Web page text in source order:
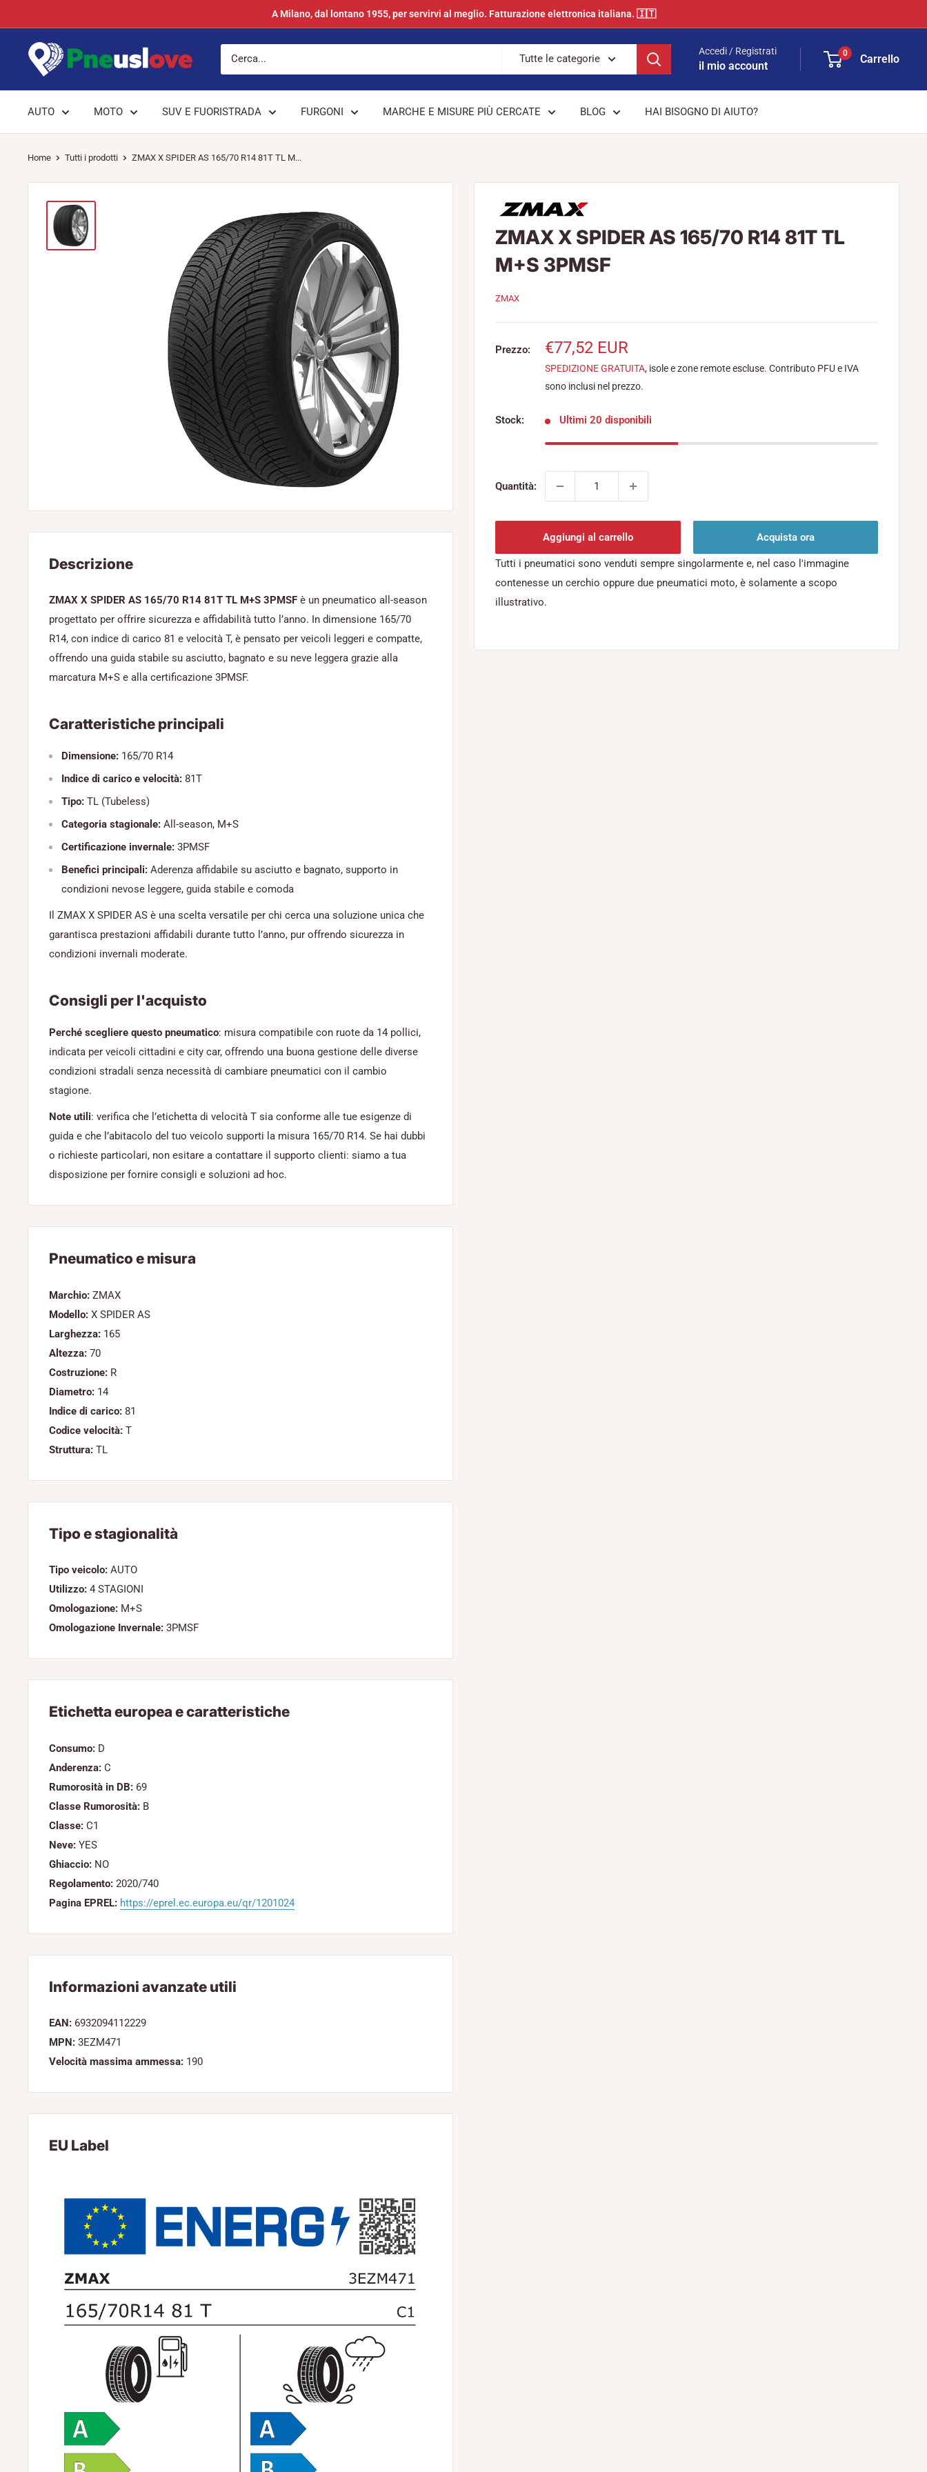
al
contenuto
A Milano, dal lontano 1955, per servirvi al meglio. Fatturazione elettronica italiana. 🇮🇹
Pneuslove
Tutte le categorie
Accedi / Registrati
il mio account
0 Carrello
AUTO MOTO SUV E FUORISTRADA FURGONI MARCHE E MISURE PIÙ CERCATE BLOG HAI BISOGNO DI AIUTO?
Home Tutti i prodotti ZMAX X SPIDER AS 165/70 R14 81T TL M...
ZMAX X SPIDER AS 165/70 R14 81T TL
M+S 3PMSF
ZMAX
Prezzo:
Prezzo
scontato
€77,52 EUR
SPEDIZIONE GRATUITA, isole e zone remote escluse. Contributo PFU e IVA
sono inclusi nel prezzo.
Stock: Ultimi 20 disponibili
Quantità:
Aggiungi al carrello Acquista ora
Tutti i pneumatici sono venduti sempre singolarmente e, nel caso l'immagine
contenesse un cerchio oppure due pneumatici moto, è solamente a scopo
illustrativo.
Descrizione
ZMAX X SPIDER AS 165/70 R14 81T TL M+S 3PMSF è un pneumatico all-season
progettato per offrire sicurezza e affidabilità tutto l’anno. In dimensione 165/70
R14, con indice di carico 81 e velocità T, è pensato per veicoli leggeri e compatte,
offrendo una guida stabile su asciutto, bagnato e su neve leggera grazie alla
marcatura M+S e alla certificazione 3PMSF.
Caratteristiche principali
Dimensione: 165/70 R14
Indice di carico e velocità: 81T
Tipo: TL (Tubeless)
Categoria stagionale: All-season, M+S
Certificazione invernale: 3PMSF
Benefici principali: Aderenza affidabile su asciutto e bagnato, supporto in
condizioni nevose leggere, guida stabile e comoda
Il ZMAX X SPIDER AS è una scelta versatile per chi cerca una soluzione unica che
garantisca prestazioni affidabili durante tutto l’anno, pur offrendo sicurezza in
condizioni invernali moderate.
Consigli per l'acquisto
Perché scegliere questo pneumatico: misura compatibile con ruote da 14 pollici,
indicata per veicoli cittadini e city car, offrendo una buona gestione delle diverse
condizioni stradali senza necessità di cambiare pneumatici con il cambio
stagione.
Note utili: verifica che l’etichetta di velocità T sia conforme alle tue esigenze di
guida e che l’abitacolo del tuo veicolo supporti la misura 165/70 R14. Se hai dubbi
o richieste particolari, non esitare a contattare il supporto clienti: siamo a tua
disposizione per fornire consigli e soluzioni ad hoc.
Pneumatico e misura
Marchio: ZMAX
Modello: X SPIDER AS
Larghezza: 165
Altezza: 70
Costruzione: R
Diametro: 14
Indice di carico: 81
Codice velocità: T
Struttura: TL
Tipo e stagionalità
Tipo veicolo: AUTO
Utilizzo: 4 STAGIONI
Omologazione: M+S
Omologazione Invernale: 3PMSF
Etichetta europea e caratteristiche
Consumo: D
Anderenza: C
Rumorosità in DB: 69
Classe Rumorosità: B
Classe: C1
Neve: YES
Ghiaccio: NO
Regolamento: 2020/740
Pagina EPREL: https://eprel.ec.europa.eu/qr/1201024
Informazioni avanzate utili
EAN: 6932094112229
MPN: 3EZM471
Velocità massima ammessa: 190
EU Label